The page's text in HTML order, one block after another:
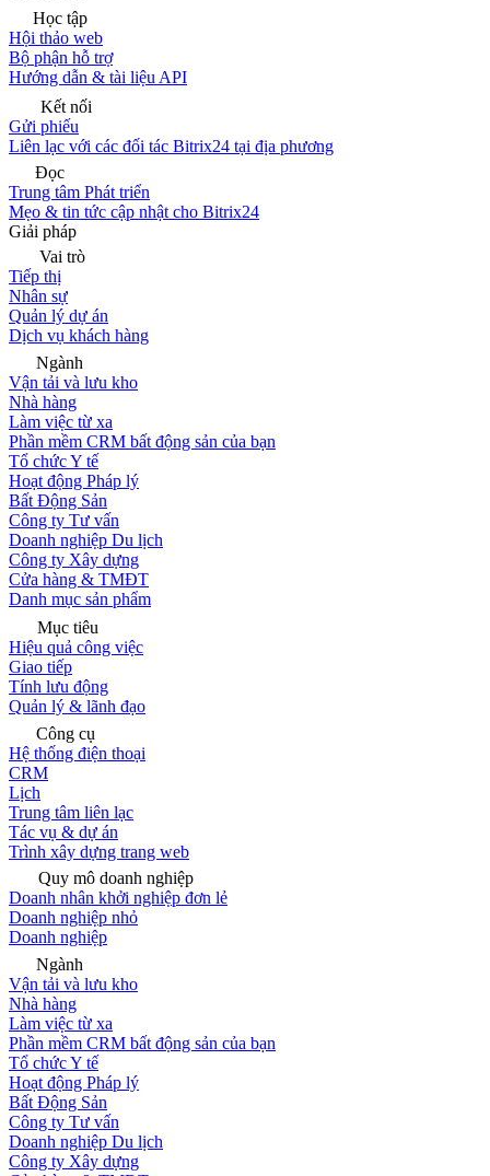
Học tập
Hội thảo web
Bộ phận hỗ trợ
Hướng dẫn & tài liệu API
Kết nối
Gửi phiếu
Liên lạc với các đối tác Bitrix24 tại địa phương
Đọc
Trung tâm Phát triển
Mẹo & tin tức cập nhật cho Bitrix24
Giải pháp
Vai trò
Tiếp thị
Nhân sự
Quản lý dự án
Dịch vụ khách hàng
Ngành
Vận tải và lưu kho
Nhà hàng
Làm việc từ xa
Phần mềm CRM bất động sản của bạn
Tổ chức Y tế
Hoạt động Pháp lý
Bất Động Sản
Công ty Tư vấn
Doanh nghiệp Du lịch
Công ty Xây dựng
Cửa hàng & TMĐT
Danh mục sản phẩm
Mục tiêu
Hiệu quả công việc
Giao tiếp
Tính lưu động
Quản lý & lãnh đạo
Công cụ
Hệ thống điện thoại
CRM
Lịch
Trung tâm liên lạc
Tác vụ & dự án
Trình xây dựng trang web
Quy mô doanh nghiệp
Doanh nhân khởi nghiệp đơn lẻ
Doanh nghiệp nhỏ
Doanh nghiệp
Ngành
Vận tải và lưu kho
Nhà hàng
Làm việc từ xa
Phần mềm CRM bất động sản của bạn
Tổ chức Y tế
Hoạt động Pháp lý
Bất Động Sản
Công ty Tư vấn
Doanh nghiệp Du lịch
Công ty Xây dựng